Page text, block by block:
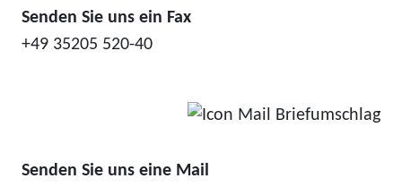
Senden Sie uns ein Fax
+49 35205 520-40
Senden Sie uns eine Mail